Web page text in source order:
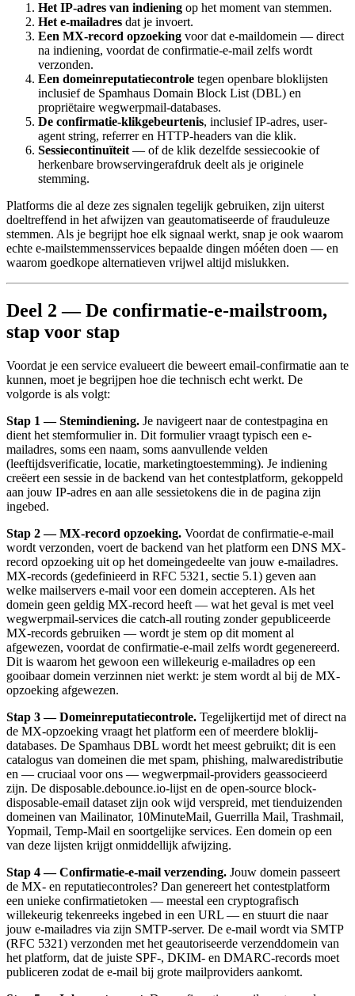
Het IP-adres van indiening op het moment van stemmen.
Het e-mailadres dat je invoert.
Een MX-record opzoeking voor dat e-maildomein — direct
na indiening, voordat de confirmatie-e-mail zelfs wordt
verzonden.
Een domeinreputatiecontrole tegen openbare bloklijsten
inclusief de Spamhaus Domain Block List (DBL) en
propriëtaire wegwerpmail-databases.
De confirmatie-klikgebeurtenis, inclusief IP-adres, user-
agent string, referrer en HTTP-headers van die klik.
Sessiecontinuïteit — of de klik dezelfde sessiecookie of
herkenbare browservingerafdruk deelt als je originele
stemming.
Platforms die al deze zes signalen tegelijk gebruiken, zijn uiterst
doeltreffend in het afwijzen van geautomatiseerde of frauduleuze
stemmen. Als je begrijpt hoe elk signaal werkt, snap je ook waarom
echte e-mailstemmensservices bepaalde dingen móéten doen — en
waarom goedkope alternatieven vrijwel altijd mislukken.
Deel 2 — De confirmatie-e-mailstroom,
stap voor stap
Voordat je een service evalueert die beweert email-confirmatie aan te
kunnen, moet je begrijpen hoe die technisch echt werkt. De
volgorde is als volgt:
Stap 1 — Stemindiening. Je navigeert naar de contestpagina en
dient het stemformulier in. Dit formulier vraagt typisch een e-
mailadres, soms een naam, soms aanvullende velden
(leeftijdsverificatie, locatie, marketingtoestemming). Je indiening
creëert een sessie in de backend van het contestplatform, gekoppeld
aan jouw IP-adres en aan alle sessietokens die in de pagina zijn
ingebed.
Stap 2 — MX-record opzoeking. Voordat de confirmatie-e-mail
wordt verzonden, voert de backend van het platform een DNS MX-
record opzoeking uit op het domeingedeelte van jouw e-mailadres.
MX-records (gedefinieerd in RFC 5321, sectie 5.1) geven aan
welke mailservers e-mail voor een domein accepteren. Als het
domein geen geldig MX-record heeft — wat het geval is met veel
wegwerpmail-services die catch-all routing zonder gepubliceerde
MX-records gebruiken — wordt je stem op dit moment al
afgewezen, voordat de confirmatie-e-mail zelfs wordt gegenereerd.
Dit is waarom het gewoon een willekeurig e-mailadres op een
gooibaar domein verzinnen niet werkt: je stem wordt al bij de MX-
opzoeking afgewezen.
Stap 3 — Domeinreputatiecontrole. Tegelijkertijd met of direct na
de MX-opzoeking vraagt het platform een of meerdere bloklij-
databases. De Spamhaus DBL wordt het meest gebruikt; dit is een
catalogus van domeinen die met spam, phishing, malwaredistributie
en — cruciaal voor ons — wegwerpmail-providers geassocieerd
zijn. De disposable.debounce.io-lijst en de open-source block-
disposable-email dataset zijn ook wijd verspreid, met tienduizenden
domeinen van Mailinator, 10MinuteMail, Guerrilla Mail, Trashmail,
Yopmail, Temp-Mail en soortgelijke services. Een domein op een
van deze lijsten krijgt onmiddellijk afwijzing.
Stap 4 — Confirmatie-e-mail verzending. Jouw domein passeert
de MX- en reputatiecontroles? Dan genereert het contestplatform
een unieke confirmatietoken — meestal een cryptografisch
willekeurig tekenreeks ingebed in een URL — en stuurt die naar
jouw e-mailadres via zijn SMTP-server. De e-mail wordt via SMTP
(RFC 5321) verzonden met het geautoriseerde verzenddomein van
het platform, dat de juiste SPF-, DKIM- en DMARC-records moet
publiceren zodat de e-mail bij grote mailproviders aankomt.